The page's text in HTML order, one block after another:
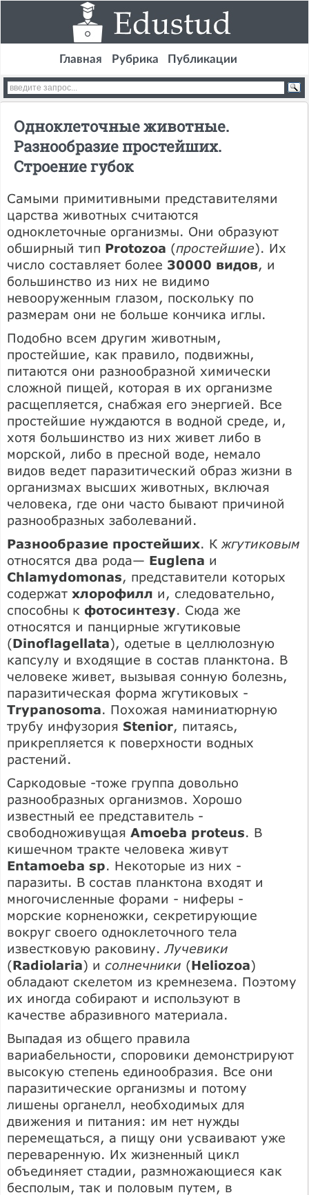
Главная Рубрика Публикации
Одноклеточные животные.
Разнообразие простейших.
Строение губок
Самыми примитивными представителями
царства животных считаются
одноклеточные организмы. Они образуют
обширный тип Protozoa (простейшие). Их
число составляет более 30000 видов, и
большинство из них не видимо
невооруженным глазом, поскольку по
размерам они не больше кончика иглы.
Подобно всем другим животным,
простейшие, как правило, подвижны,
питаются они разнообразной химически
сложной пищей, которая в их организме
расщепляется, снабжая его энергией. Все
простейшие нуждаются в водной среде, и,
хотя большинство из них живет либо в
морской, либо в пресной воде, немало
видов ведет паразитический образ жизни в
организмах высших животных, включая
человека, где они часто бывают причиной
разнообразных заболеваний.
Разнообразие простейших. К жгутиковым
относятся два рода— Euglena и
Chlamydomonas, представители которых
содержат хлорофилл и, следовательно,
способны к фотосинтезу. Сюда же
относятся и панцирные жгутиковые
(Dinoflagellata), одетые в целлюлозную
капсулу и входящие в состав планктона. В
человеке живет, вызывая сонную болезнь,
паразитическая форма жгутиковых -
Trypanosoma. Похожая наминиатюрную
трубу инфузория Stenior, питаясь,
прикрепляется к поверхности водных
растений.
Саркодовые -тоже группа довольно
разнообразных организмов. Хорошо
известный ее представитель -
свободноживущая Amoeba proteus. В
кишечном тракте человека живут
Entamoeba sp. Некоторые из них -
паразиты. В состав планктона входят и
многочисленные форами - ниферы -
морские корненожки, секретирующие
вокруг своего одноклеточного тела
известковую раковину.Лучевики
(Radiolaria) и солнечники (Heliozoa)
обладают скелетом из кремнезема. Поэтому
их иногда собирают и используют в
качестве абразивного материала.
Выпадая из общего правила
вариабельности, споровики демонстрируют
высокую степень единообразия. Все они
паразитические организмы и потому
лишены органелл, необходимых для
движения и питания: им нет нужды
перемещаться, а пищу они усваивают уже
переваренную. Их жизненный цикл
объединяет стадии, размножающиеся как
бесполым, так и половым путем, в